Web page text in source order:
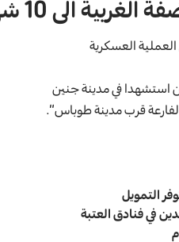
الى 10 شهداء
العسكرية
استشهدا في مدينة جنين
قرب مدينة طوباس”.